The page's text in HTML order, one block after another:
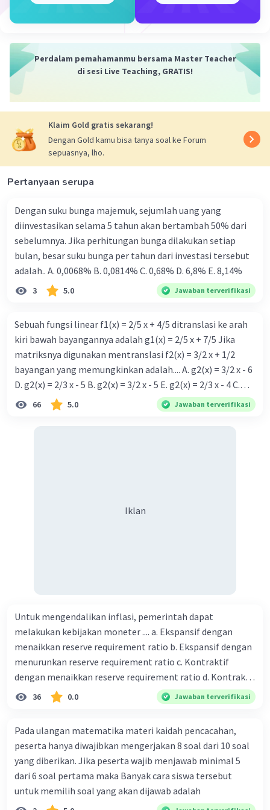
3. Selanjutnya, kita substitusikan Sn dan Sn-1 ke dalam
Un = n/2(2n - 10) - (n^2 - n - 24)/2
Un = (2n^2 - 10n - n^2 + n + 24)/2
adalah:
Un = (n - 6)(n - 3)/2
Iklan
Perdalam pemahamanmu bersama Master Teacher
di sesi Live Teaching, GRATIS!
Klaim Gold gratis sekarang!
Dengan Gold kamu bisa tanya soal ke Forum
sepuasnya, lho.
Pertanyaan serupa
Dengan suku bunga majemuk, sejumlah uang yang
diinvestasikan selama 5 tahun akan bertambah 50% dari
sebelumnya. Jika perhitungan bunga dilakukan setiap
bulan, besar suku bunga per tahun dari investasi tersebut
adalah.. A. 0,0068% B. 0,0814% C. 0,68% D. 6,8% Ε. 8,14%
3 5.0 Jawaban terverifikasi
Sebuah fungsi linear f1(x) = 2/5 x + 4/5 ditranslasi ke arah
kiri bawah bayangannya adalah g1(x) = 2/5 x + 7/5 Jika
matriksnya digunakan mentranslasi f2(x) = 3/2 x + 1/2
bayangan yang memungkinkan adalah.... A. g2(x) = 3/2 x - 6
D. g2(x) = 2/3 x - 5 B. g2(x) = 3/2 x - 5 E. g2(x) = 2/3 x - 4 C.
g{2}(x) = 3/2 x + 5
66 5.0 Jawaban terverifikasi
Iklan
Untuk mengendalikan inflasi, pemerintah dapat
melakukan kebijakan moneter .... a. Ekspansif dengan
menaikkan reserve requirement ratio b. Ekspansif dengan
menurunkan reserve requirement ratio c. Kontraktif
dengan menaikkan reserve requirement ratio d. Kontraktif
dengan menurunkan reserve requirement ratio e.
Ekspansif dengan menaikkan tingkat diskonto Bila Bank
ceteris paribus maka .... a. Menimbulkan inflasi di mana
bentuk kurva jumlah uang beredar (penawaran uang) naik
dari kiri bawah ke kanan atas b. Menimbulkan deflasi di
mana bentuk kurva jumlah uang beredar (penawaran
uang) naik dari kiri bawah ke kanan atas c. Tingkat bunga
36 0.0 Jawaban terverifikasi
Pada ulangan matematika materi kaidah pencacahan,
peserta hanya diwajibkan mengerjakan 8 soal dari 10 soal
yang diberikan. Jika peserta wajib menjawab minimal 5
dari 6 soal pertama maka Banyak cara siswa tersebut
untuk memilih soal yang akan dijawab adalah